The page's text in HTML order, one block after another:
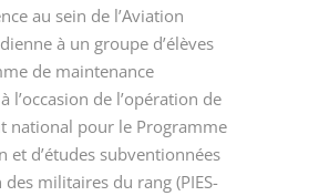
au sein de l’Aviation
à un groupe d’élèves
de maintenance
l’occasion de l’opération de
national pour le Programme
et d’études subventionnées
des militaires du rang (PIES-